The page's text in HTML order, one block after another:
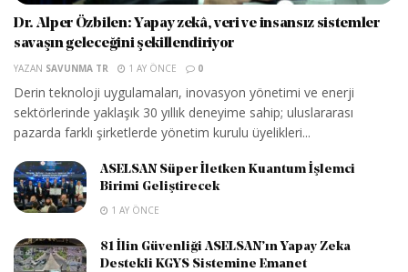
Dr. Alper Özbilen: Yapay zekâ, veri ve insansız sistemler
savaşın geleceğini şekillendiriyor
YAZAN SAVUNMA TR 1 AY ÖNCE 0
Derin teknoloji uygulamaları, inovasyon yönetimi ve enerji
sektörlerinde yaklaşık 30 yıllık deneyime sahip; uluslararası
pazarda farklı şirketlerde yönetim kurulu üyelikleri...
ASELSAN Süper İletken Kuantum İşlemci
Birimi Geliştirecek
1 AY ÖNCE
81 İlin Güvenliği ASELSAN’ın Yapay Zeka
Destekli KGYS Sistemine Emanet